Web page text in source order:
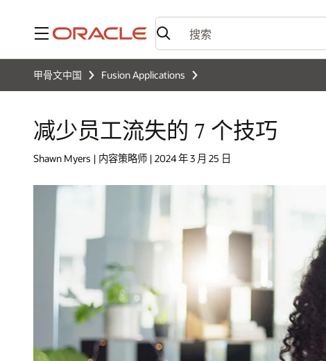
菜单
甲骨文中国 Fusion Applications
减少员工流失的 7 个技巧
Shawn Myers | 内容策略师 | 2024 年 3 月 25 日